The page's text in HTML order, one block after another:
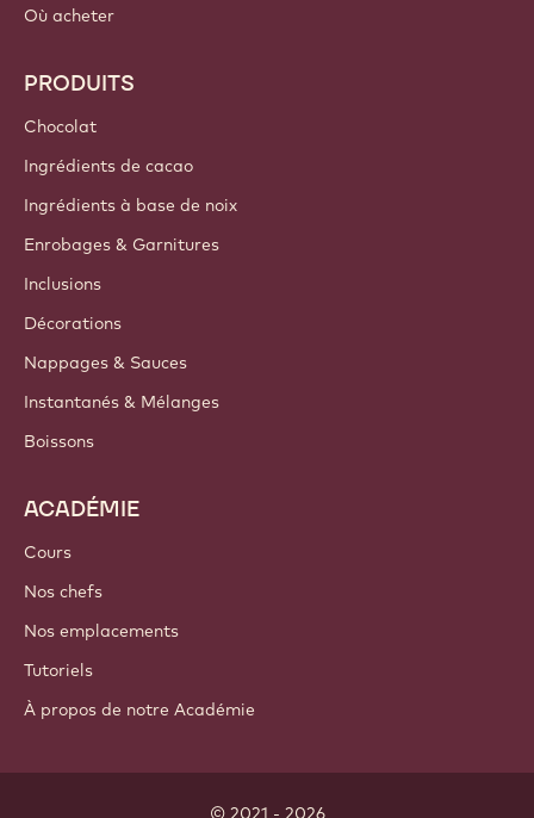
Où acheter
PRODUITS
Chocolat
Ingrédients de cacao
Ingrédients à base de noix
Enrobages & Garnitures
Inclusions
Décorations
Nappages & Sauces
Instantanés & Mélanges
Boissons
ACADÉMIE
Cours
Nos chefs
Nos emplacements
Tutoriels
À propos de notre Académie
© 2021 - 2026